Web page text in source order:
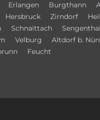
Erlangen Burgthann
Hersbruck Zirndorf
Schnaittach Sengenthal
Velburg Altdorf b.
Feucht